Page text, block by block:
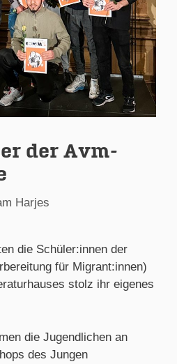
der Avm-
Harjes
die Schüler:innen der
für Migrant:innen)
stolz ihr eigenes
die Jugendlichen an
des Jungen